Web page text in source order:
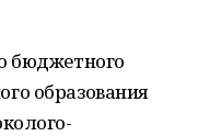
бюджетного
образования